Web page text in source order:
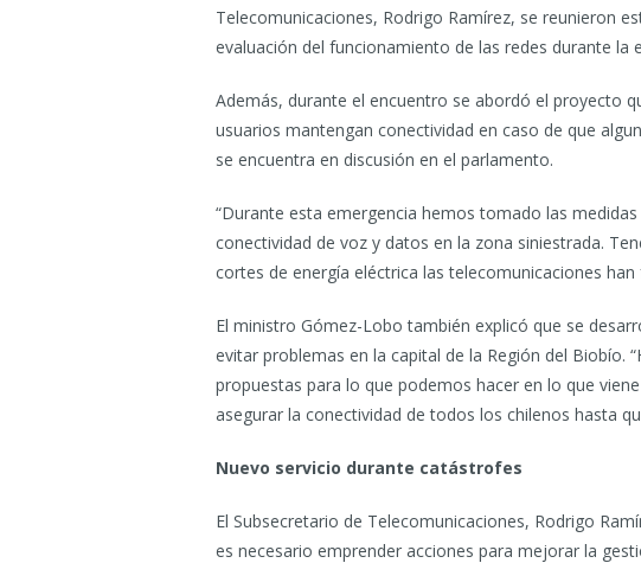
Telecomunicaciones, Rodrigo Ramírez, se reunieron
evaluación del funcionamiento de las redes durante la
Además, durante el encuentro se abordó el proyecto
usuarios mantengan conectividad en caso de que
se encuentra en discusión en el parlamento.
“Durante esta emergencia hemos tomado las
conectividad de voz y datos en la zona siniestrada.
cortes de energía eléctrica las telecomunicaciones
El ministro Gómez-Lobo también explicó que se
evitar problemas en la capital de la Región del Biobío.
propuestas para lo que podemos hacer en lo que
asegurar la conectividad de todos los chilenos hasta
Nuevo servicio durante catástrofes
El Subsecretario de Telecomunicaciones, Rodrigo
es necesario emprender acciones para mejorar la